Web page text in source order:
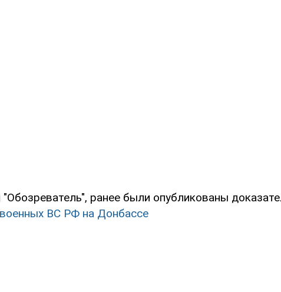
ранее были опубликованы
военных ВС РФ на Донбассе